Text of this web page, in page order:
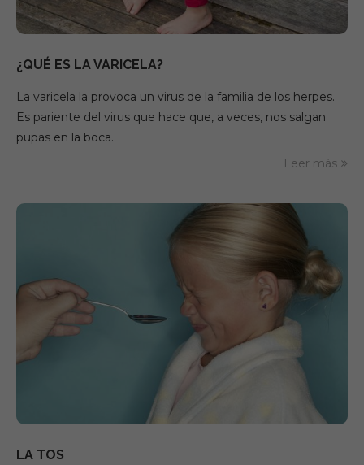
¿QUÉ ES LA VARICELA?
La varicela la provoca un virus de la familia de los herpes.
Es pariente del virus que hace que, a veces, nos salgan
pupas en la boca.
Leer más
LA TOS